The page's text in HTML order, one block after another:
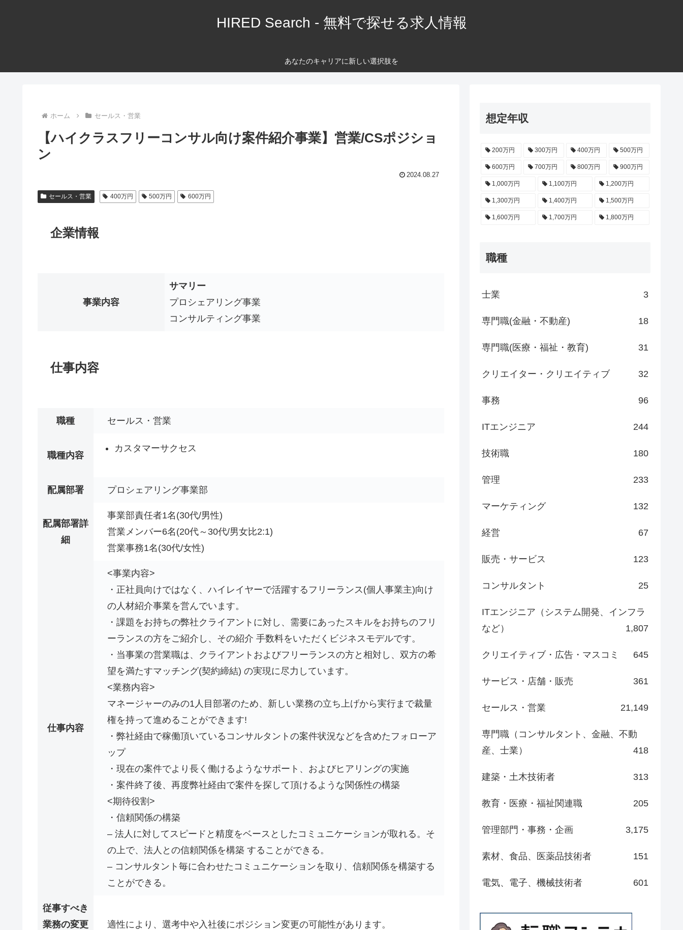
HIRED Search - 無料で探せる求人情報
あなたのキャリアに新しい選択肢を
ホーム セールス・営業
【ハイクラスフリーコンサル向け案件紹介事業】営業/CSポジショ
ン
2024.08.27
セールス・営業 400万円 500万円 600万円
企業情報
事業内容
サマリー
プロシェアリング事業
コンサルティング事業
仕事内容
職種 セールス・営業
職種内容
カスタマーサクセス
配属部署 プロシェアリング事業部
配属部署詳
細
事業部責任者1名(30代/男性)
営業メンバー6名(20代～30代/男女比2:1)
営業事務1名(30代/女性)
仕事内容
<事業内容>
・正社員向けではなく、ハイレイヤーで活躍するフリーランス(個人事業主)向け
の人材紹介事業を営んでいます。
・課題をお持ちの弊社クライアントに対し、需要にあったスキルをお持ちのフリ
ーランスの方をご紹介し、その紹介 手数料をいただくビジネスモデルです。
・当事業の営業職は、クライアントおよびフリーランスの方と相対し、双方の希
望を満たすマッチング(契約締結) の実現に尽力しています。
<業務内容>
マネージャーのみの1人目部署のため、新しい業務の立ち上げから実行まで裁量
権を持って進めることができます!
・弊社経由で稼働頂いているコンサルタントの案件状況などを含めたフォローア
ップ
・現在の案件でより長く働けるようなサポート、およびヒアリングの実施
・案件終了後、再度弊社経由で案件を探して頂けるような関係性の構築
<期待役割>
・信頼関係の構築
– 法人に対してスピードと精度をベースとしたコミュニケーションが取れる。そ
の上で、法人との信頼関係を構築 することができる。
– コンサルタント毎に合わせたコミュニケーションを取り、信頼関係を構築する
ことができる。
従事すべき
業務の変更
適性により、選考中や入社後にポジション変更の可能性があります。
想定年収
200万円 300万円 400万円 500万円
600万円 700万円 800万円 900万円
1,000万円 1,100万円 1,200万円
1,300万円 1,400万円 1,500万円
1,600万円 1,700万円 1,800万円
職種
士業 3
専門職(金融・不動産) 18
専門職(医療・福祉・教育) 31
クリエイター・クリエイティブ 32
事務 96
ITエンジニア 244
技術職 180
管理 233
マーケティング 132
経営 67
販売・サービス 123
コンサルタント 25
ITエンジニア（システム開発、インフラ
など）
1,807
クリエイティブ・広告・マスコミ 645
サービス・店舗・販売 361
セールス・営業 21,149
専門職（コンサルタント、金融、不動
産、士業）
418
建築・土木技術者 313
教育・医療・福祉関連職 205
管理部門・事務・企画 3,175
素材、食品、医薬品技術者 151
電気、電子、機械技術者 601